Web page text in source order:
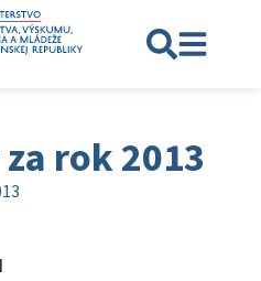
rok 2013